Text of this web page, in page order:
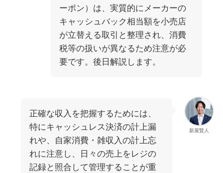
ーポン）は、実質的にメーカーの
キャッシュバック相当額を小売店
が立替える取引と整理され、消費
税等の扱いが異なるため注意が必
要です。後日解説します。
新屋賢人
正確な収入を把握するためには、
特にキャッシュレス決済の計上漏
れや、自家消費・雑収入の計上忘
れに注意し、日々の売上をレジの
記録と照合して管理することが重